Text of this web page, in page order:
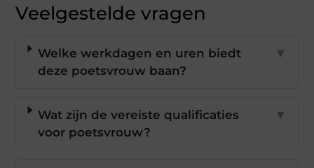
Veelgestelde vragen
Welke werkdagen en uren biedt
deze poetsvrouw baan?
▼
Wat zijn de vereiste qualificaties
voor poetsvrouw?
▼